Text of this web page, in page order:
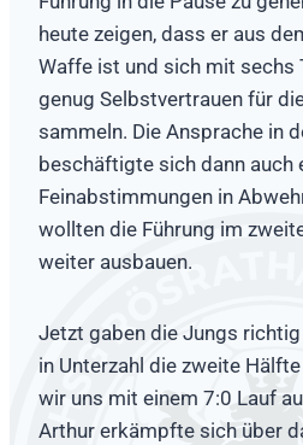
heute zeigen, dass er aus
Waffe ist und sich mit sechs
genug Selbstvertrauen für
sammeln. Die Ansprache in
beschäftigte sich dann auch
Feinabstimmungen in
wollten die Führung im
weiter ausbauen.
Jetzt gaben die Jungs
in Unterzahl die zweite
wir uns mit einem 7:0 Lauf
Arthur erkämpfte sich über